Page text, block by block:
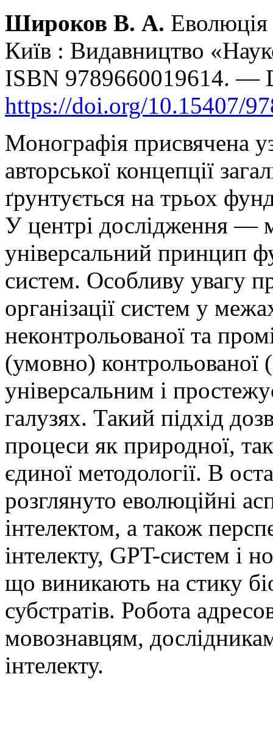
Широков В. А.
Київ : Видавництво
ISBN 9789660019614. —
https://doi.org/10.15407/
Монографія присвячена
авторської концепції
ґрунтується на трьох
У центрі дослідження —
універсальний принцип
систем. Особливу увагу
організації систем у
неконтрольованої та
(умовно) контрольованої
універсальним і
галузях. Такий підхід
процеси як природної, так
єдиної методології. В
розглянуто еволюційні
інтелектом, а також
інтелекту, GPT-систем і
що виникають на стику
субстратів. Робота
мовознавцям,
інтелекту.